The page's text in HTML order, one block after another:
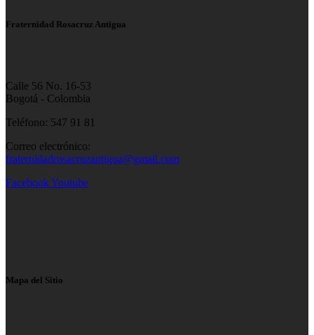
Fraternidad Rosacruz Antigua
Calle 56 No. 16-53
Bogotá - Colombia
Teléfono: 547 91 81
Correo electrónico:
fraternidadrosacruzantigua@gmail.com
FacebookYoutube
Mapa del Sitio